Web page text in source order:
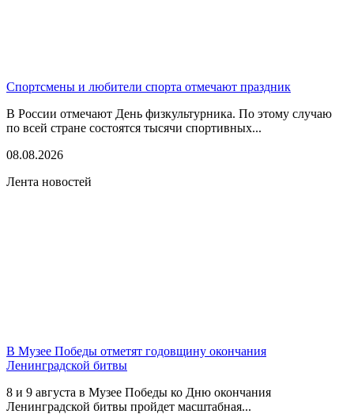
Спортсмены и любители спорта отмечают праздник
В России отмечают День физкультурника. По этому случаю
по всей стране состоятся тысячи спортивных...
08.08.2026
Лента новостей
В Музее Победы отметят годовщину окончания
Ленинградской битвы
8 и 9 августа в Музее Победы ко Дню окончания
Ленинградской битвы пройдет масштабная...